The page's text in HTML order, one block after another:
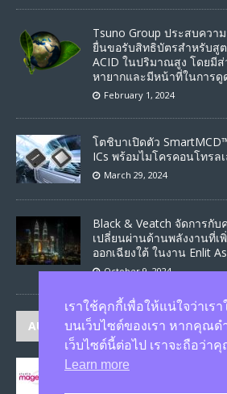
Tsuno Group ประสบควา
ยื่นขอรับสิทธิบัตรสำหรับสูต
ACID ในปริมาณสูง โดยมี
หายากและมีหน้าที่ในการดู
February 1, 2024
โตชิบาเปิดตัว
ICs พร้อมไมโครคอนโทรล
March 29, 2024
Black & Veatch จัดการกั
เปลี่ยนผ่านด้านพลังงานที่เ
ออกเฉียงใต้ ในงาน Enlit
October 9, 2024
AUTHORS
JASON
เราใช้คุกกี้เพื่อให้แน่ใจว่าเร
บนเว็บไซต์ของเรา หากคุณด
เว็บไซต์นี้ต่อไป เราจะถือว่า
Learn more